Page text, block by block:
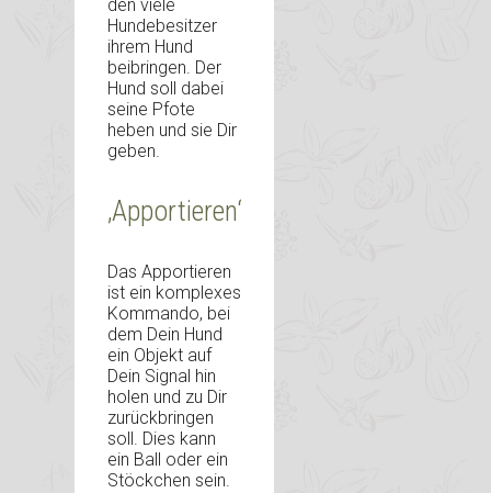
den viele
Hundebesitzer
ihrem Hund
beibringen. Der
Hund soll dabei
seine Pfote
heben und sie Dir
geben.
‚Apportieren‘
Das Apportieren
ist ein komplexes
Kommando, bei
dem Dein Hund
ein Objekt auf
Dein Signal hin
holen und zu Dir
zurückbringen
soll. Dies kann
ein Ball oder ein
Stöckchen sein.